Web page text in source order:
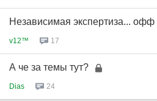
Независимая экспертиза... офф
v12™ 17
А че за темы тут?
Dias 24